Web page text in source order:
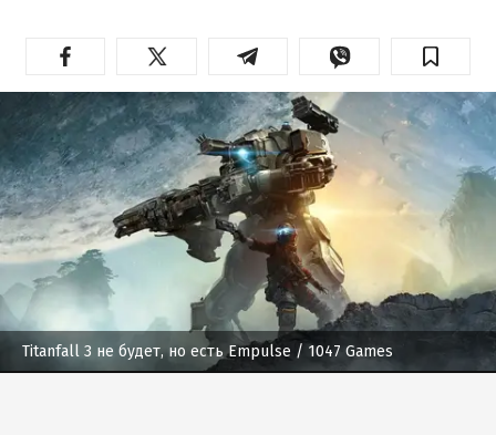
Titanfall 3 не будет, но есть Empulse / 1047 Games